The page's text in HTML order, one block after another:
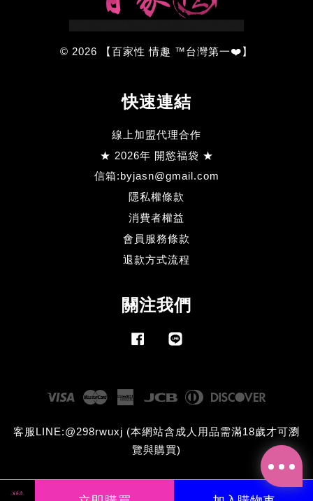
© 2026 【百家性 情趣 ™台灣第一❤️】
快速連結
線上加盟代理合作
★ 2026年 開慾福袋 ★
信箱:byjasn@gmail.com
隱私權條款
消費者權益
會員服務條款
退款方式流程
關注我們
Facebook
Visa Master AmericanJCB
Diners
客服LINE:@298rwuxj (本網站含成人用品需滿18歲才可瀏
覽與購買)